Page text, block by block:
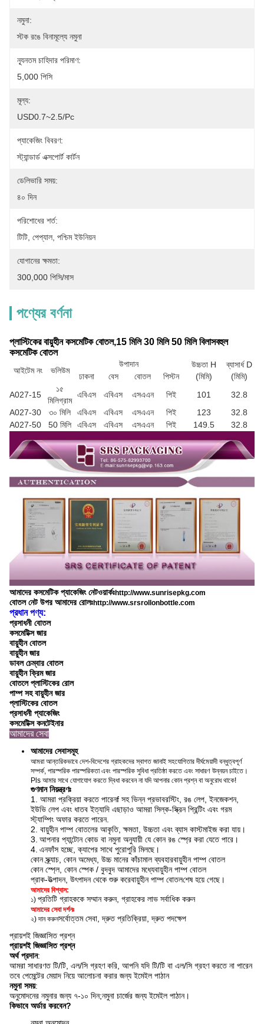
নমুনা:
স্টক রঙে বিনামূল্যে নমুনা
ন্যূনতম চাহিদার পরিমাণ:
5,000 পিসি
মূল্য:
USD0.7~2.5/pc
প্যাকেজিং বিবরণ:
স্ট্যান্ডার্ড এক্সপোর্ট কার্টন
ডেলিভারি সময়:
৪০ দিন
পরিশোধের শর্ত:
টিটি, পেপ্যাল, পশ্চিম ইউনিয়ন
যোগানের ক্ষমতা:
300,000 পিসি/মাস
পণ্যের বর্ণনা
প্লাস্টিকের বায়ুহীন কসমেটিক বোতল,15 মিলি 30 মিলি 50 মিলি বিলাসবহুল
কসমেটিক বোতল
আইটেম নং ভলিউম
উপাদান
উচ্চতা H
(মিমি)
ব্যাসার্ধ D
(মিমি)
ঢাকনা বেস বোতল
পিস্টন
A027-15
১৫
মিলিগ্রাম
এবিএস এবিএস এসএএন পিই 101
32.8
A027-30
৩০ মিলি এবিএস এবিএস এসএএন পিই 123
32.8
A027-50
50 মিলি এবিএস এবিএস এসএএন পিই 149.5 32.8
আমাদের কসমেটিক প্যাকেজিং নেটওয়ার্কঃhttp://www.sunrisepkg.com
বোতল নেট উপর আমাদের রোলঃhttp://www.srsrollonbottle.com
প্রধান পণ্য:
প্রসাধনী বোতল
কসমেটিক্স জার
বায়ুহীন বোতল
বায়ুহীন জার
ডাবল চেম্বার বোতল
বায়ুহীন ক্রিম জার
বোতলে প্লাস্টিকের রোল
পাম্প সহ বায়ুহীন জার
প্লাস্টিকের বোতল
প্রসাধনী প্যাকেজিং
কসমেটিক্স কনটেইনার
আমাদের সেবা
আমাদের সেবাসমূহ
আমরা আন্তরিকভাবে দেশ-বিদেশের গ্রাহকদের স্বাগত জানাই সহযোগিতার দীর্ঘমেয়াদী বন্ধুত্বপূর্ণ
সম্পর্ক, পারস্পরিক পারস্পরিকতা এবং পারস্পরিক সুবিধা প্রতিষ্ঠা করতে এবং সাধারণ উন্নয়ন চাইতে।
Pls আমার সাথে যোগাযোগ করতে দ্বিধা করবেন না যদি আপনার কোন প্রশ্ন বা অনুরোধ থাকে!
গুণমান নিয়ন্ত্রণঃ
1. আমরা প্রক্রিয়া করতে পারেনf সহ ভিন্ন প্রভাবরস্টিং, রঙ লেপ, ইনজেকশন,
ইউভি লেপ এবং ধাতব ইত্যাদি এছাড়াও আমরা সিল্ক-স্ক্রিন প্রিন্টিং এবং গরম
স্ট্যাম্পিং অফার করতে পারেন.
2. বায়ুহীন পাম্প বোতলের আকৃতি, ক্ষমতা, উচ্চতা এবং ব্যাস কাস্টমাইজ করা যায়।
3. আপনার প্যান্টোন কোড বা নমুনা অনুযায়ী যে কোন রঙ স্প্রে করা যেতে পারে।
4. এনফাঁস হচ্ছে, ক্যাপের সাথে পুরোপুরি মিলছে।
কোন স্ক্র্যাচ, কোন অমেধ্য, উচ্চ মানের কাঁচামাল ব্যবহারবায়ুহীন পাম্প বোতল
কোন স্প্লে, কোন স্পেক / বুদবুদ আমাদের মধ্যেবায়ুহীন পাম্প বোতল
প্রাক-উত্পাদন, উৎপাদন থেকে শুরু করেবায়ুহীন পাম্প বোতলশেষ হয়ে গেছে।
আমাদের বিশ্বাস:
১) প্রতিটি গ্রাহককে সম্মান করুন, গ্রাহকের লাভ সর্বাধিক করুন
আমাদের সেবা দর্শনঃ
২) দান করুনসর্বোত্তম সেবা, দ্রুত প্রতিক্রিয়া, দ্রুত পদক্ষেপ
প্রায়শই জিজ্ঞাসিত প্রশ্ন
প্রায়শই জিজ্ঞাসিত প্রশ্ন
অর্থ প্রদান:
আমরা সাধারণত টি/টি, এল/সি গ্রহণ করি, আপনি যদি টি/টি বা এল/সি গ্রহণ করতে না পারেন
তবে পেমেন্টের মেয়াদ নিয়ে আলোচনা করার জন্য ইমেইল পাঠান
নমুনা সময়:
অনুমোদনের নমুনার জন্য ৭-১০ দিন;নমুনা চার্জের জন্য ইমেইল পাঠান।
কিভাবে অর্ডার করবেন?